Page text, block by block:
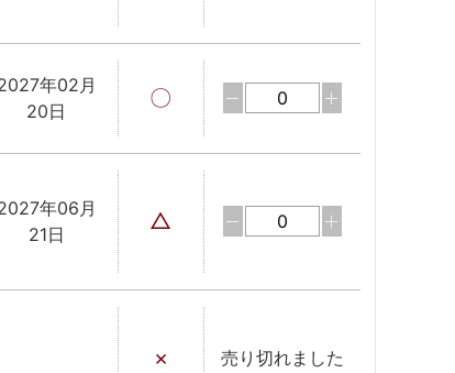
年02月
20日
〇
年06月
21日
△
× 売り切れました